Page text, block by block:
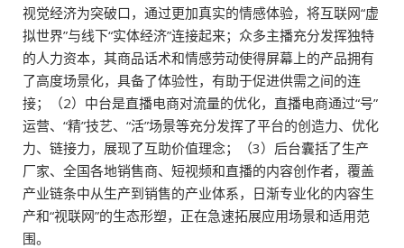
视觉经济为突破口，通过更加真实的情感体验，将互联网“虚
拟世界”与线下“实体经济”连接起来；众多主播充分发挥独特
的人力资本，其商品话术和情感劳动使得屏幕上的产品拥有
了高度场景化，具备了体验性，有助于促进供需之间的连
接；（2）中台是直播电商对流量的优化，直播电商通过“号”
运营、“精”技艺、“活”场景等充分发挥了平台的创造力、优化
力、链接力，展现了互助价值理念；（3）后台囊括了生产
厂家、全国各地销售商、短视频和直播的内容创作者，覆盖
产业链条中从生产到销售的产业体系，日渐专业化的内容生
产和“视联网”的生态形塑，正在急速拓展应用场景和适用范
围。